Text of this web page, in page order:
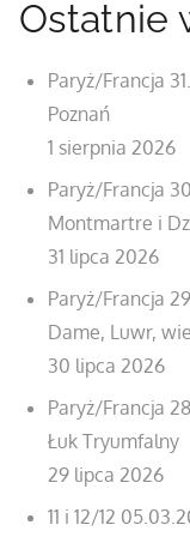
Ostatnie
Paryż/Francja
Poznań
1 sierpnia 2026
Paryż/Francja
Montmartre i
31 lipca 2026
Paryż/Francja
Dame, Luwr,
30 lipca 2026
Paryż/Francja
Łuk Tryumfalny
29 lipca 2026
11 i 12/12